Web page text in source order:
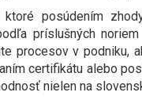
posúdením
príslušných
procesov v podniku,
certifikátu alebo
nielen na